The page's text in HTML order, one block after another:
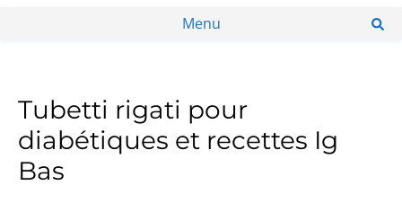
Menu
Tubetti rigati pour
diabétiques et recettes Ig
Bas